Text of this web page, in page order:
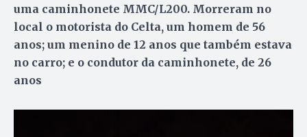
uma caminhonete MMC/L200. Morreram no
local o motorista do Celta, um homem de 56
anos; um menino de 12 anos que também estava
no carro; e o condutor da caminhonete, de 26
anos